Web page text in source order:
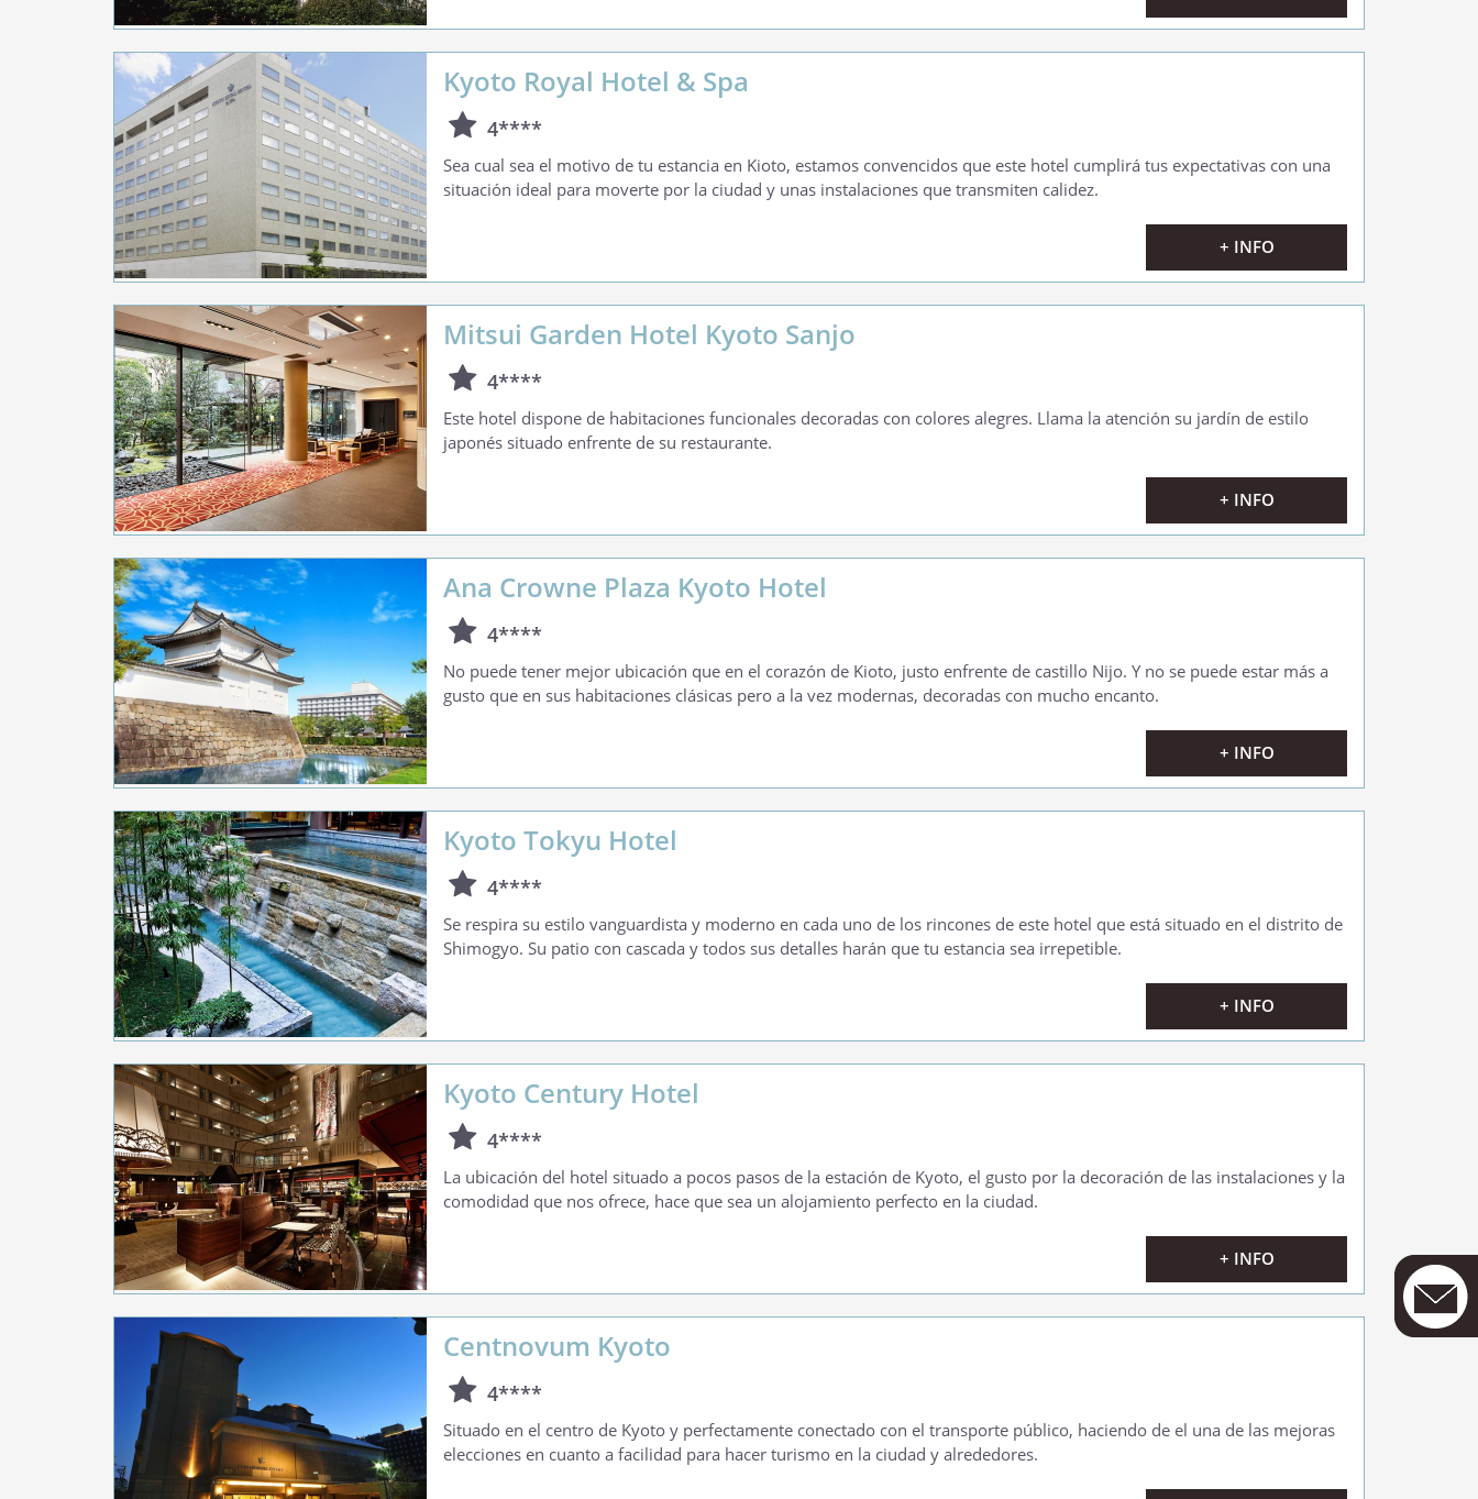
Kyoto Royal Hotel & Spa
4****
Sea cual sea el motivo de tu estancia en Kioto, estamos convencidos que este hotel cumplirá tus expectativas con una
situación ideal para moverte por la ciudad y unas instalaciones que transmiten calidez.
+ INFO
Mitsui Garden Hotel Kyoto Sanjo
4****
Este hotel dispone de habitaciones funcionales decoradas con colores alegres. Llama la atención su jardín de estilo
japonés situado enfrente de su restaurante.
+ INFO
Ana Crowne Plaza Kyoto Hotel
4****
No puede tener mejor ubicación que en el corazón de Kioto, justo enfrente de castillo Nijo. Y no se puede estar más a
gusto que en sus habitaciones clásicas pero a la vez modernas, decoradas con mucho encanto.
+ INFO
Kyoto Tokyu Hotel
4****
Se respira su estilo vanguardista y moderno en cada uno de los rincones de este hotel que está situado en el distrito de
Shimogyo. Su patio con cascada y todos sus detalles harán que tu estancia sea irrepetible.
+ INFO
Kyoto Century Hotel
4****
La ubicación del hotel situado a pocos pasos de la estación de Kyoto, el gusto por la decoración de las instalaciones y la
comodidad que nos ofrece, hace que sea un alojamiento perfecto en la ciudad.
+ INFO
Centnovum Kyoto
4****
Situado en el centro de Kyoto y perfectamente conectado con el transporte público, haciendo de el una de las mejoras
elecciones en cuanto a facilidad para hacer turismo en la ciudad y alrededores.